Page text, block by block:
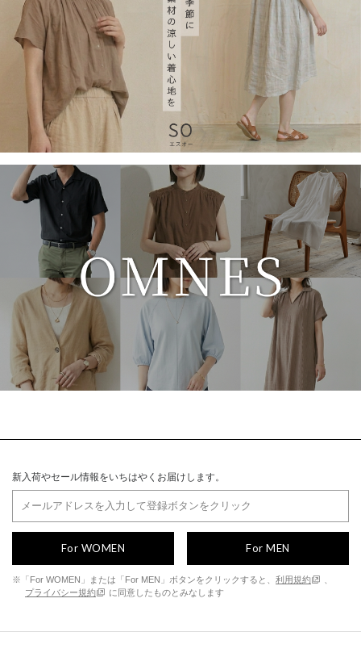
新入荷やセール情報をいちはやくお届けします。
For WOMEN For MEN
※「For WOMEN」または「For MEN」ボタンをクリックすると、 利用規約
プライバシー規約
に同意したものとみなします